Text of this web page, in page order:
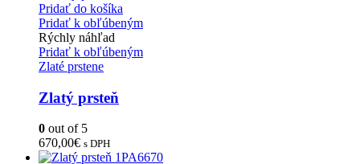
Pridať do košíka
Pridať k obľúbeným
Rýchly náhľad
Pridať k obľúbeným
Zlaté prstene
Zlatý prsteň
0 out of 5
670,00€ s DPH